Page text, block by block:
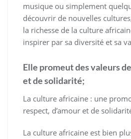
musique ou simplement
découvrir de nouvelles
la richesse de la culture
inspirer par sa diversité et sa
Elle promeut des valeurs
et de solidarité;
La culture africaine : une
respect, d’amour et de
La culture africaine est bien